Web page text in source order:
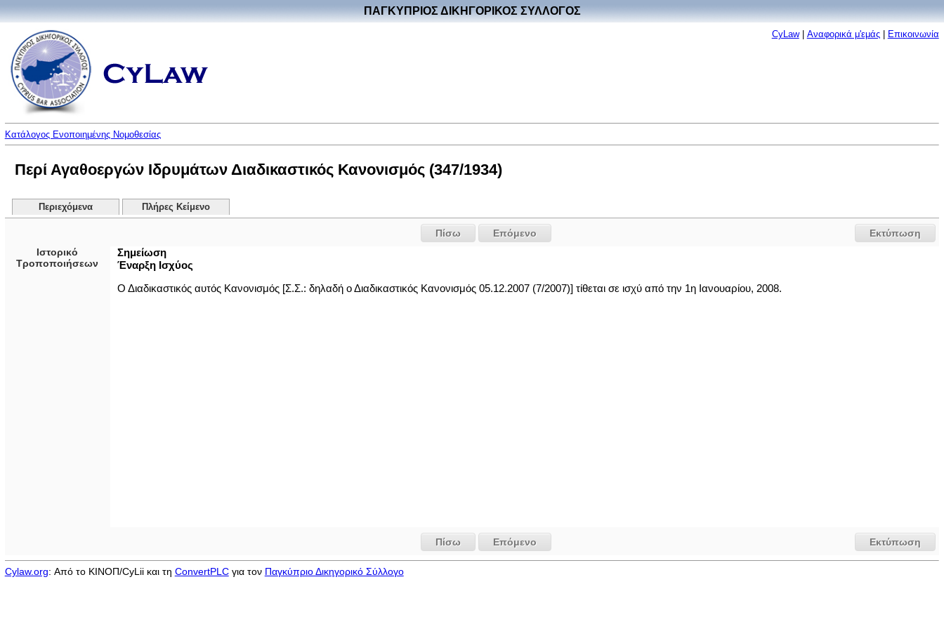
ΠΑΓΚΥΠΡΙΟΣ ΔΙΚΗΓΟΡΙΚΟΣ ΣΥΛΛΟΓΟΣ
CyLaw| Αναφορικά μ'εμάς| Επικοινωνία
Κατάλογος Ενοποιημένης Νομοθεσίας
Περί Αγαθοεργών Ιδρυμάτων Διαδικαστικός Κανονισμός (347/1934)
Περιεχόμενα Πλήρες Κείμενο
Εκτύπωση
Πίσω
Επόμενο
Ιστορικό
Τροποποιήσεων
Σημείωση
Έναρξη Ισχύος
Ο Διαδικαστικός αυτός Κανονισμός [Σ.Σ.: δηλαδή ο Διαδικαστικός Κανονισμός 05.12.2007 (7/2007)] τίθεται σε ισχύ από την 1η Ιανουαρίου, 2008.
Εκτύπωση
Πίσω Επόμενο
Cylaw.org: Από το ΚΙΝOΠ/CyLii και τη ConvertPLCγια τον Παγκύπριο Δικηγορικό Σύλλογο